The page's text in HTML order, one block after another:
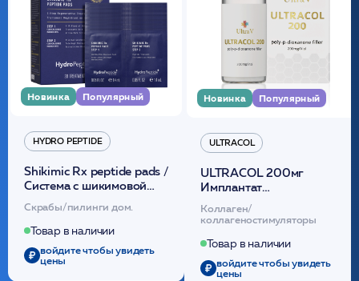
Новинка Популярный
HYDRO PEPTIDE
Shikimic Rx peptide pads /
Cистема с шикимовой
кислотой обновляющая
(30шт) /HP
Скрабы/пилинги дом.
Товар в наличии
войдите чтобы увидеть
цены
Новинка Популярный
ULTRACOL
ULTRACOL 200мг
Имплантат
внутридермальный,
стерильный на основе
полидиоксанона
/ULTRACOL
Коллаген/
коллагеностимуляторы
Товар в наличии
войдите чтобы увидеть
цены